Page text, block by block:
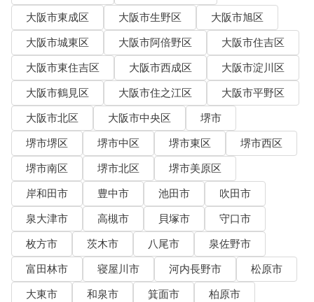
大阪市東成区
大阪市生野区
大阪市旭区
大阪市城東区
大阪市阿倍野区
大阪市住吉区
大阪市東住吉区
大阪市西成区
大阪市淀川区
大阪市鶴見区
大阪市住之江区
大阪市平野区
大阪市北区
大阪市中央区
堺市
堺市堺区
堺市中区 堺市東区
堺市西区
堺市南区
堺市北区
堺市美原区
岸和田市
豊中市 池田市
吹田市
泉大津市
高槻市 貝塚市
守口市
枚方市
茨木市 八尾市
泉佐野市
富田林市
寝屋川市 河内長野市
松原市
大東市
和泉市 箕面市
柏原市